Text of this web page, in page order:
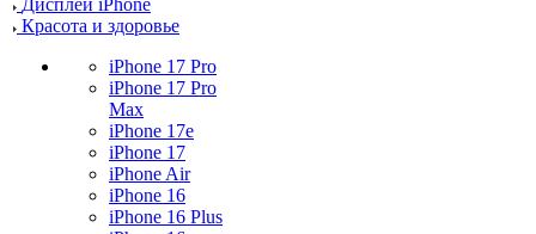
Дисплеи iPhone
Красота и здоровье
iPhone 17 Pro
iPhone 17 Pro
Max
iPhone 17e
iPhone 17
iPhone Air
iPhone 16
iPhone 16 Plus